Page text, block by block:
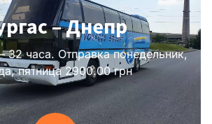
– Днепр
32 часа. Отправка понедельник,
пятница 2900.00 грн